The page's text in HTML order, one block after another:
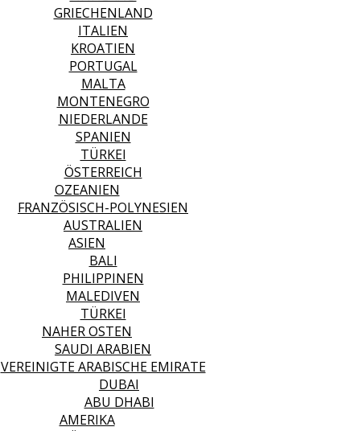
GRIECHENLAND
ITALIEN
KROATIEN
PORTUGAL
MALTA
MONTENEGRO
NIEDERLANDE
SPANIEN
TÜRKEI
ÖSTERREICH
OZEANIEN
FRANZÖSISCH-POLYNESIEN
AUSTRALIEN
ASIEN
BALI
PHILIPPINEN
MALEDIVEN
TÜRKEI
NAHER OSTEN
SAUDI ARABIEN
VEREINIGTE ARABISCHE EMIRATE
DUBAI
ABU DHABI
AMERIKA